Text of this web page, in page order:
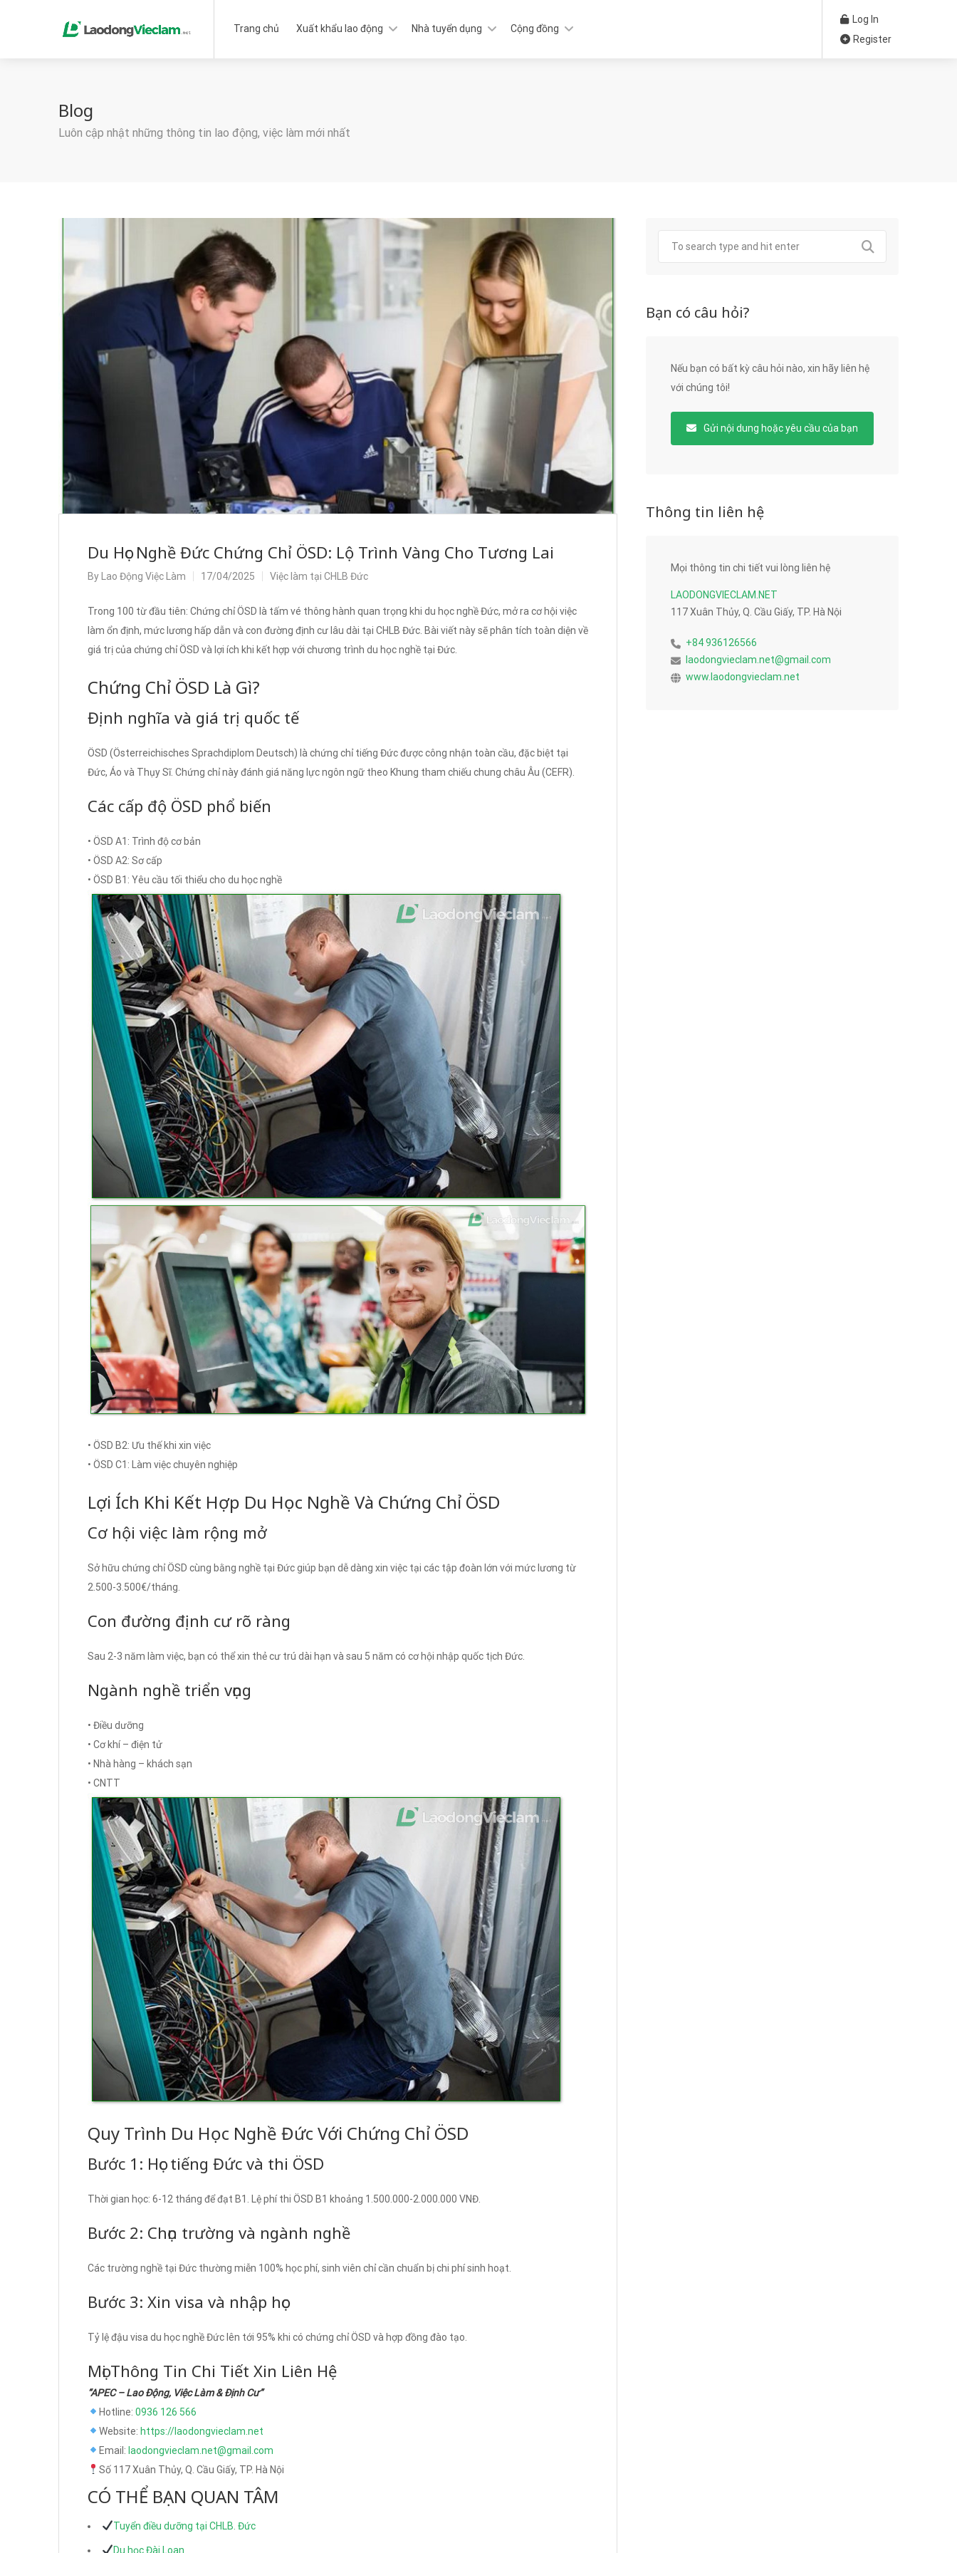
Trang chủ Xuất khẩu lao động Nhà tuyển dụng Cộng đồng
Log In
Register
Blog
Luôn cập nhật những thông tin lao động, việc làm mới nhất
Du Học Nghề Đức Chứng Chỉ ÖSD: Lộ Trình Vàng Cho Tương Lai
By Lao Động Việc Làm 17/04/2025 Việc làm tại CHLB Đức
Trong 100 từ đầu tiên: Chứng chỉ ÖSD là tấm vé thông hành quan trọng khi du học nghề Đức, mở ra cơ hội việc
làm ổn định, mức lương hấp dẫn và con đường định cư lâu dài tại CHLB Đức. Bài viết này sẽ phân tích toàn diện về
giá trị của chứng chỉ ÖSD và lợi ích khi kết hợp với chương trình du học nghề tại Đức.
Chứng Chỉ ÖSD Là Gì?
Định nghĩa và giá trị quốc tế
ÖSD (Österreichisches Sprachdiplom Deutsch) là chứng chỉ tiếng Đức được công nhận toàn cầu, đặc biệt tại
Đức, Áo và Thụy Sĩ. Chứng chỉ này đánh giá năng lực ngôn ngữ theo Khung tham chiếu chung châu Âu (CEFR).
Các cấp độ ÖSD phổ biến
• ÖSD A1: Trình độ cơ bản
• ÖSD A2: Sơ cấp
• ÖSD B1: Yêu cầu tối thiểu cho du học nghề
• ÖSD B2: Ưu thế khi xin việc
• ÖSD C1: Làm việc chuyên nghiệp
Lợi Ích Khi Kết Hợp Du Học Nghề Và Chứng Chỉ ÖSD
Cơ hội việc làm rộng mở
Sở hữu chứng chỉ ÖSD cùng bằng nghề tại Đức giúp bạn dễ dàng xin việc tại các tập đoàn lớn với mức lương từ
2.500-3.500€/tháng.
Con đường định cư rõ ràng
Sau 2-3 năm làm việc, bạn có thể xin thẻ cư trú dài hạn và sau 5 năm có cơ hội nhập quốc tịch Đức.
Ngành nghề triển vọng
• Điều dưỡng
• Cơ khí – điện tử
• Nhà hàng – khách sạn
• CNTT
Quy Trình Du Học Nghề Đức Với Chứng Chỉ ÖSD
Bước 1: Học tiếng Đức và thi ÖSD
Thời gian học: 6-12 tháng để đạt B1. Lệ phí thi ÖSD B1 khoảng 1.500.000-2.000.000 VNĐ.
Bước 2: Chọn trường và ngành nghề
Các trường nghề tại Đức thường miễn 100% học phí, sinh viên chỉ cần chuẩn bị chi phí sinh hoạt.
Bước 3: Xin visa và nhập học
Tỷ lệ đậu visa du học nghề Đức lên tới 95% khi có chứng chỉ ÖSD và hợp đồng đào tạo.
Mọi Thông Tin Chi Tiết Xin Liên Hệ
“APEC – Lao Động, Việc Làm & Định Cư”
Hotline: 0936 126 566
Website: https://laodongvieclam.net
Email: laodongvieclam.net@gmail.com
Số 117 Xuân Thủy, Q. Cầu Giấy, TP. Hà Nội
CÓ THỂ BẠN QUAN TÂM
Tuyển điều dưỡng tại CHLB. Đức
Du học Đài Loan
Bạn có câu hỏi?
Nếu bạn có bất kỳ câu hỏi nào, xin hãy liên hệ
với chúng tôi!
Gửi nội dung hoặc yêu cầu của bạn
Thông tin liên hệ
Mọi thông tin chi tiết vui lòng liên hệ
LAODONGVIECLAM.NET
117 Xuân Thủy, Q. Cầu Giấy, TP. Hà Nội
+84 936126566
laodongvieclam.net@gmail.com
www.laodongvieclam.net